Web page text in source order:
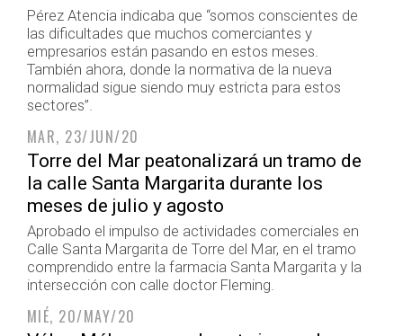
Pérez Atencia indicaba que “somos conscientes de
las dificultades que muchos comerciantes y
empresarios están pasando en estos meses.
También ahora, donde la normativa de la nueva
normalidad sigue siendo muy estricta para estos
sectores”.
MAR, 23/JUN/20
Torre del Mar peatonalizará un tramo de
la calle Santa Margarita durante los
meses de julio y agosto
Aprobado el impulso de actividades comerciales en
Calle Santa Margarita de Torre del Mar, en el tramo
comprendido entre la farmacia Santa Margarita y la
intersección con calle doctor Fleming.
MIÉ, 20/MAY/20